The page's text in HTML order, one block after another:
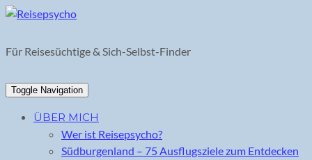
Skip
content
Für Reisesüchtige & Sich-Selbst-Finder
Toggle Navigation
ÜBER MICH
Wer ist Reisepsycho?
Südburgenland – 75 Ausflugsziele zum Entdecken